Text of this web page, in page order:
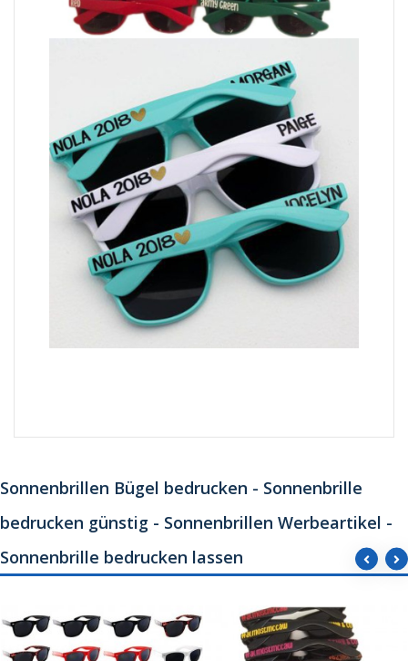
Sonnenbrillen Bügel bedrucken - Sonnenbrille
bedrucken günstig - Sonnenbrillen Werbeartikel -
Sonnenbrille bedrucken lassen